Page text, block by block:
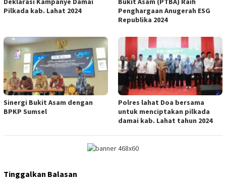
Pilkada kab. Lahat 2024
Penghargaan Anugerah ESG
Republika 2024
Sinergi Bukit Asam dengan
BPKP Sumsel
Polres lahat Doa bersama
untuk menciptakan pilkada
damai kab. Lahat tahun 2024
Tinggalkan Balasan